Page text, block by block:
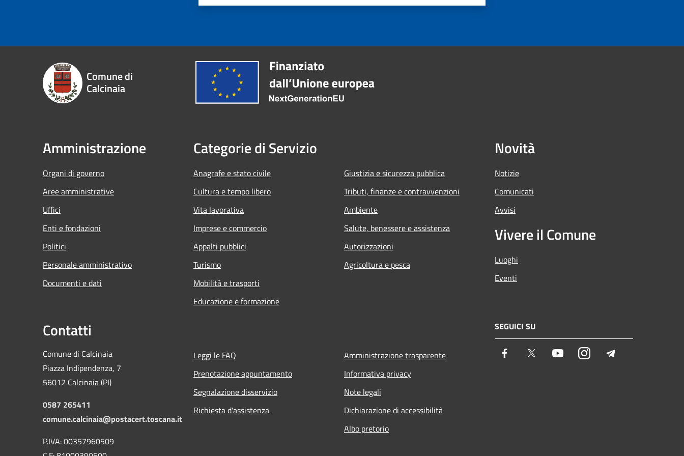
Comune di
Calcinaia
Amministrazione
Organi di governo
Aree amministrative
Uffici
Enti e fondazioni
Politici
Personale amministrativo
Documenti e dati
Categorie di Servizio
Anagrafe e stato civile
Cultura e tempo libero
Vita lavorativa
Imprese e commercio
Appalti pubblici
Turismo
Mobilità e trasporti
Educazione e formazione
Giustizia e sicurezza pubblica
Tributi, finanze e contravvenzioni
Ambiente
Salute, benessere e assistenza
Autorizzazioni
Agricoltura e pesca
Novità
Notizie
Comunicati
Avvisi
Vivere il Comune
Luoghi
Eventi
Contatti
Comune di Calcinaia
Piazza Indipendenza, 7
56012 Calcinaia (PI)
0587 265411
comune.calcinaia@postacert.toscana.it
P.IVA: 00357960509
Leggi le FAQ
Prenotazione appuntamento
Segnalazione disservizio
Richiesta d'assistenza
Amministrazione trasparente
Informativa privacy
Note legali
Dichiarazione di accessibilità
Albo pretorio
SEGUICI SU
Facebook Twitter YoutubeInstagram